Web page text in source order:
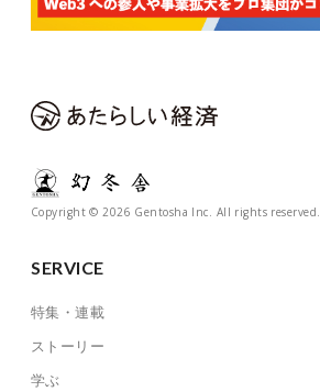
Copyright © 2026 Gentosha Inc. All rights reserved.
SERVICE
特集・連載
ストーリー
学ぶ